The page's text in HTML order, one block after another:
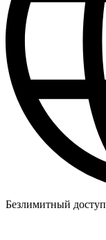
Безлимитный доступ